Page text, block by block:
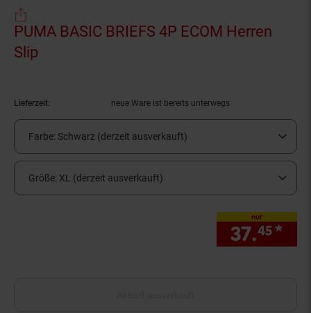
PUMA BASIC BRIEFS 4P ECOM Herren
Slip
Lieferzeit: neue Ware ist bereits unterwegs
Farbe: Schwarz (derzeit ausverkauft)
Größe: XL (derzeit ausverkauft)
nur
37.45 *